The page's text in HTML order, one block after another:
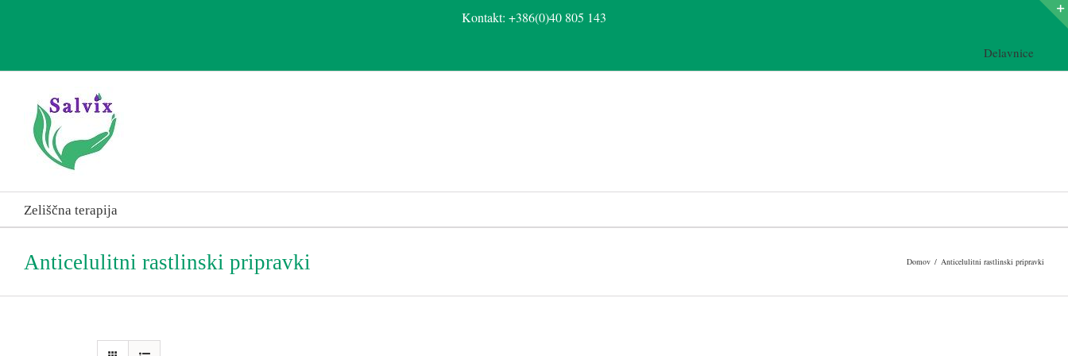
Delavnice
Zeliščna terapija
Anticelulitni rastlinski pripravki Domov / Anticelulitni rastlinski pripravki
Kontakt: +386(0)40 805 143